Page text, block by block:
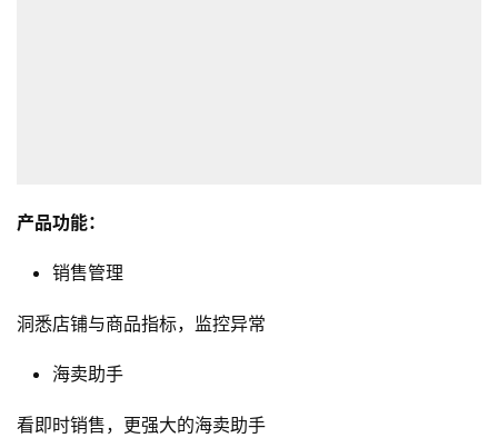
产品功能：
销售管理
洞悉店铺与商品指标，监控异常
海卖助手
看即时销售，更强大的海卖助手